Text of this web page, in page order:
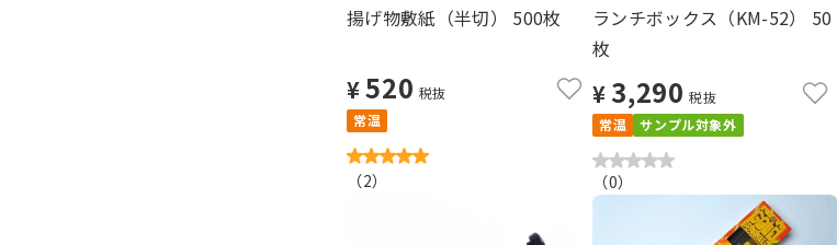
揚げ物敷紙（半切） 500枚
¥520 税抜
常温
（2）
ランチボックス（KM-52） 50
枚
¥ 3,290 税抜
常温
サンプル対象外
（0）